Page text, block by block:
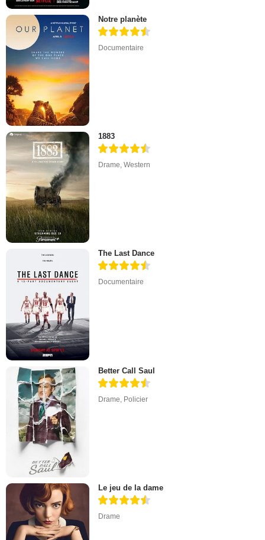
Notre planète
Documentaire
1883
Drame,Western
The Last Dance
Documentaire
Better Call Saul
Drame Policier
Le jeu de la dame
Drame